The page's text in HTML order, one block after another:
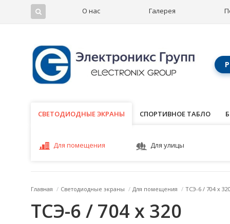
О нас Галерея
СВЕТОДИОДНЫЕ ЭКРАНЫ
СВЕТОДИОДНЫЕ ЭКРАНЫ СПОРТИВНОЕ ТАБЛО
Для помещения Для улицы
Главная / Светодиодные экраны / Для помещения / ТСЭ-6 / 704 x
ТСЭ-6 / 704 x 320